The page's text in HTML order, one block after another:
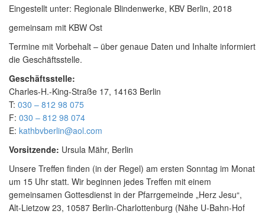
Eingestellt unter: Regionale Blindenwerke, KBV Berlin, 2018
gemeinsam mit KBW Ost
Termine mit Vorbehalt – über genaue Daten und Inhalte informiert
die Geschäftsstelle.
Geschäftsstelle:
Charles-H.-King-Straße 17, 14163 Berlin
T: 030 – 812 98 075
F: 030 – 812 98 074
E: kathbvberlin@aol.com
Vorsitzende: Ursula Mähr, Berlin
Unsere Treffen finden (in der Regel) am ersten Sonntag im Monat
um 15 Uhr statt. Wir beginnen jedes Treffen mit einem
gemeinsamen Gottesdienst in der Pfarrgemeinde „Herz Jesu“,
Alt-Lietzow 23, 10587 Berlin-Charlottenburg (Nähe U-Bahn-Hof